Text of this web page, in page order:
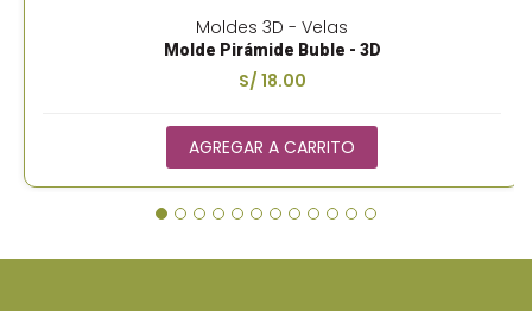
Moldes 3D - Velas
Molde Pirámide Buble - 3D
S/ 18.00
AGREGAR A CARRITO